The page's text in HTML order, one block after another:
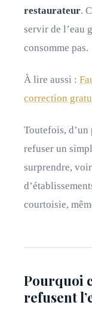
restaurateur.
servir de l’eau
consomme pas.
À lire aussi :
correction
Toutefois,
refuser un
surprendre,
courtoisie,
Pourquoi
refusent